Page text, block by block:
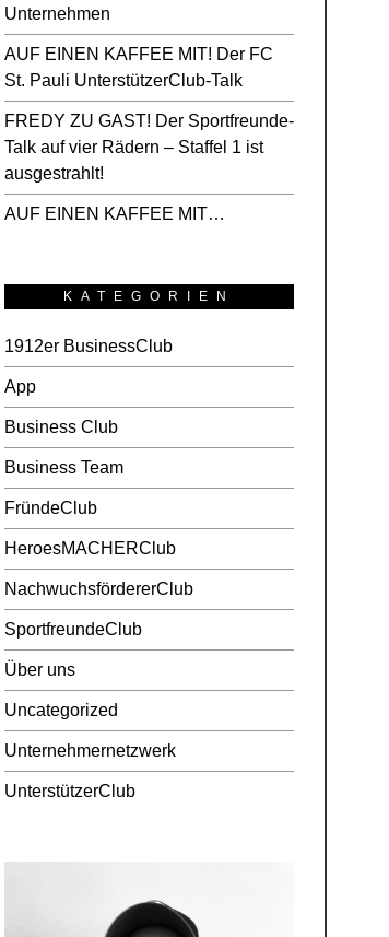
Unternehmen
AUF EINEN KAFFEE MIT! Der FC
St. Pauli UnterstützerClub-Talk
FREDY ZU GAST! Der Sportfreunde-
Talk auf vier Rädern – Staffel 1 ist
ausgestrahlt!
AUF EINEN KAFFEE MIT…
KATEGORIEN
1912er BusinessClub
App
Business Club
Business Team
FründeClub
HeroesMACHERClub
NachwuchsfördererClub
SportfreundeClub
Über uns
Uncategorized
Unternehmernetzwerk
UnterstützerClub